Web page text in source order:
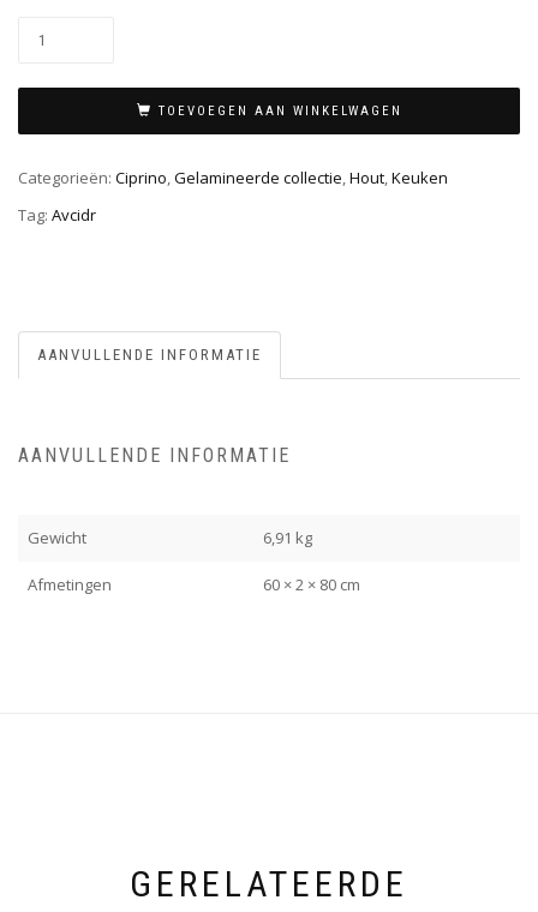
TOEVOEGEN AAN WINKELWAGEN
Categorieën: Ciprino,Gelamineerde collectie,Hout,Keuken
Tag: Avcidr
AANVULLENDE INFORMATIE
AANVULLENDE INFORMATIE
Gewicht 6,91 kg
Afmetingen 60 × 2 × 80 cm
GERELATEERDE